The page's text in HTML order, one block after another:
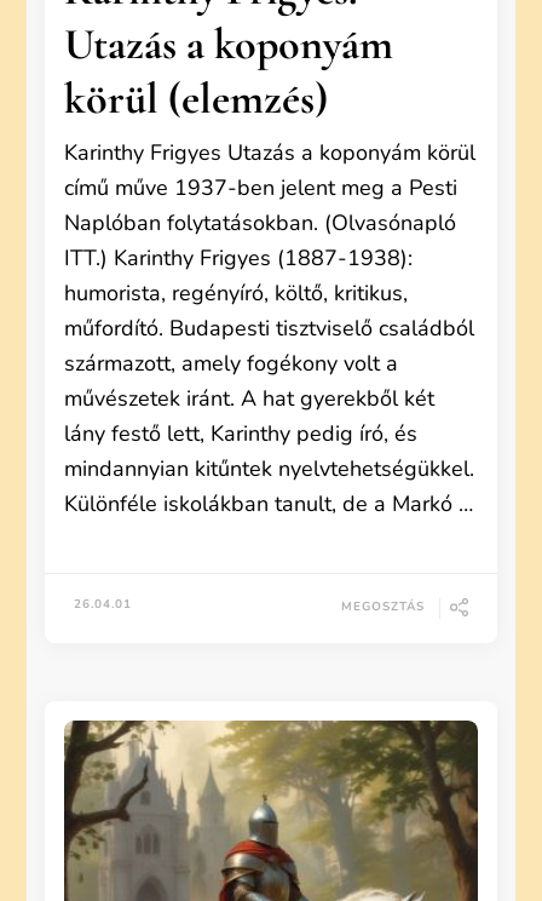
Utazás a koponyám
körül (elemzés)
Karinthy Frigyes Utazás a koponyám körül
című műve 1937-ben jelent meg a Pesti
Naplóban folytatásokban. (Olvasónapló
ITT.) Karinthy Frigyes (1887-1938):
humorista, regényíró, költő, kritikus,
műfordító. Budapesti tisztviselő családból
származott, amely fogékony volt a
művészetek iránt. A hat gyerekből két
lány festő lett, Karinthy pedig író, és
mindannyian kitűntek nyelvtehetségükkel.
Különféle iskolákban tanult, de a Markó …
26.04.01 MEGOSZTÁS